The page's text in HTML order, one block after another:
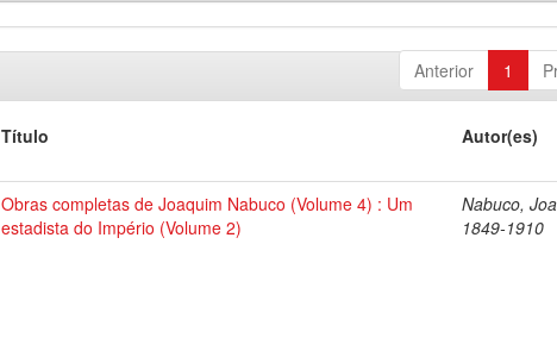
Anterior 1
Título Autor(es)
Obras completas de Joaquim Nabuco (Volume 4) : Um
estadista do Império (Volume 2)
Nabuco,
1849-1910